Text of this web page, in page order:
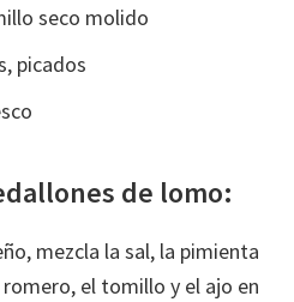
seco molido
picados
de lomo:
mezcla la sal, la pimienta
el tomillo y el ajo en